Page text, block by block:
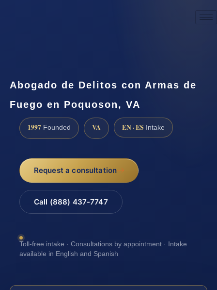
Abogado de Delitos con Armas de
Fuego en Poquoson, VA
1997 Founded VA EN · ES Intake
Request a consultation
Call (888) 437-7747
Toll-free intake · Consultations by appointment · Intake
available in English and Spanish